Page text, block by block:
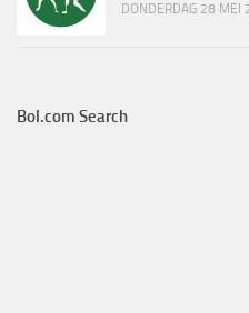
DONDERDAG 28 MEI
Bol.com Search